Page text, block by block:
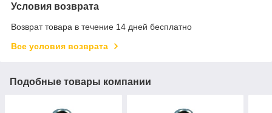
Условия возврата
Возврат товара в течение 14 дней бесплатно
Все условия возврата
Подобные товары компании